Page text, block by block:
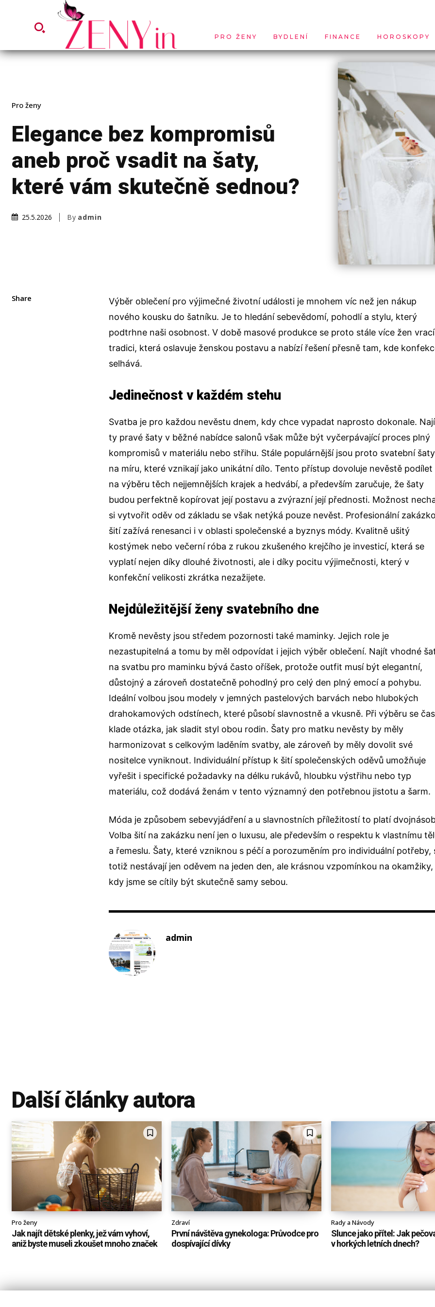
PRO ŽENY BYDLENÍ FINANCE HOROSKOPY
Pro ženy
Elegance bez kompromisů
aneb proč vsadit na šaty,
které vám skutečně sednou?
25.5.2026 By admin
Share
Výběr oblečení pro výjimečné životní události je mnohem víc než jen nákup
nového kousku do šatníku. Je to hledání sebevědomí, pohodlí a stylu, který
podtrhne naši osobnost. V době masové produkce se proto stále více žen
tradici, která oslavuje ženskou postavu a nabízí řešení přesně tam, kde
selhává.
Jedinečnost v každém stehu
Svatba je pro každou nevěstu dnem, kdy chce vypadat naprosto dokonale.
ty pravé šaty v běžné nabídce salonů však může být vyčerpávající proces plný
kompromisů v materiálu nebo střihu. Stále populárnější jsou proto svatební šaty
na míru, které vznikají jako unikátní dílo. Tento přístup dovoluje nevěstě podílet
na výběru těch nejjemnějších krajek a hedvábí, a především zaručuje, že šaty
budou perfektně kopírovat její postavu a zvýrazní její přednosti. Možnost
si vytvořit oděv od základu se však netýká pouze nevěst. Profesionální
šitízažívá renesanci i v oblasti společenské a byznys módy. Kvalitně ušitý
kostýmek nebo večerní róba z rukou zkušeného krejčího je investicí, která se
vyplatí nejen díky dlouhé životnosti, ale i díky pocitu výjimečnosti, který v
konfekční velikosti zkrátka nezažijete.
Nejdůležitější ženy svatebního dne
Kromě nevěsty jsou středem pozornosti také maminky. Jejich role je
nezastupitelná a tomu by měl odpovídat i jejich výběr oblečení. Najít vhodné
na svatbu pro maminku bývá často oříšek, protože outfit musí být elegantní,
důstojný a zároveň dostatečně pohodlný pro celý den plný emocí a pohybu.
Ideální volbou jsou modely v jemných pastelových barvách nebo hlubokých
drahokamových odstínech, které působí slavnostně a vkusně. Při výběru se
klade otázka, jak sladit styl obou rodin. Šaty pro matku nevěsty by měly
harmonizovat s celkovým laděním svatby, ale zároveň by měly dovolit své
nositelce vyniknout. Individuální přístup k šití společenských oděvů umožňuje
vyřešit i specifické požadavky na délku rukávů, hloubku výstřihu nebo typ
materiálu, což dodává ženám v tento významný den potřebnou jistotu a šarm.
Móda je způsobem sebevyjádření a u slavnostních příležitostí to platí
Volba šití na zakázku není jen o luxusu, ale především o respektu k vlastnímu
a řemeslu. Šaty, které vzniknou s péčí a porozuměním pro individuální potřeby,
totiž nestávají jen oděvem na jeden den, ale krásnou vzpomínkou na okamžiky,
kdy jsme se cítily být skutečně samy sebou.
admin
Další články autora
Pro ženy
Jak najít dětské plenky, jež vám vyhoví,
aniž byste museli zkoušet mnoho značek
Zdraví
První návštěva gynekologa: Průvodce pro
dospívající dívky
Rady a Návody
Slunce jako přítel: Jak
v horkých letních dnech?